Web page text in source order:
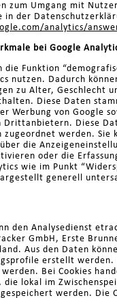
zum Umgang mit
in der
analytics/
bei Google
die Funktion
nutzen. Dadurch
zu Alter, Geschlecht
Diese Daten
Werbung von Google
Drittanbietern. Diese
zugeordnet werden. Sie
die
oder die
wie im Punkt
generell
den Analysedienst
GmbH, Erste
Aus den Daten
erstellt werden.
Bei Cookies
die lokal im
werden. Die